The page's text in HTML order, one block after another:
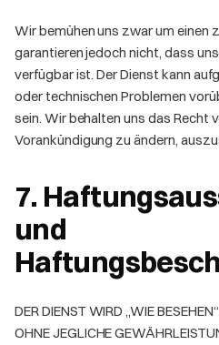
Wir bemühen uns zwar um einen
garantieren jedoch nicht, dass
verfügbar ist. Der Dienst kann
oder technischen Problemen
sein. Wir behalten uns das Recht
Vorankündigung zu ändern,
7.
und
DER DIENST WIRD „WIE
OHNE JEGLICHE